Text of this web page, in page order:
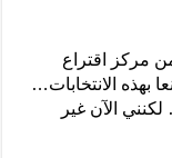
مركز اقتراع
الانتخابات…
الآن غير